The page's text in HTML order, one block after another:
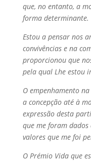
que, no entanto, a
forma determinante.
Estou a pensar nos
convivências e na
proporcionou que
pela qual Lhe estou
O empenhamento
a concepção até à
expressão desta
que me foram
valores que me foi
O Prémio Vida que